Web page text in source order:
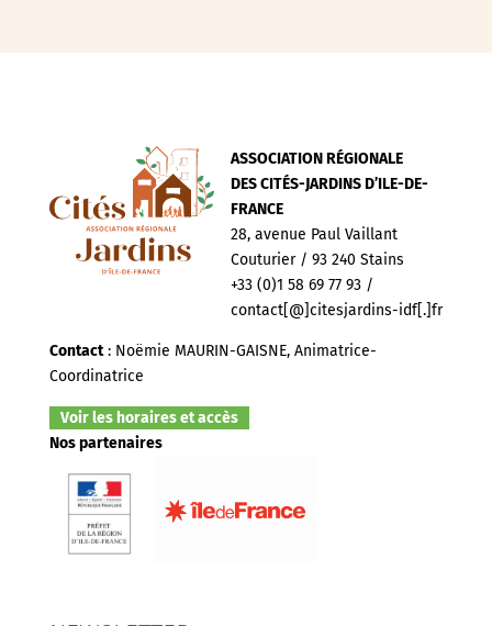
ASSOCIATION RÉGIONALE
DES CITÉS-JARDINS D’ILE-DE-
FRANCE
28, avenue Paul Vaillant
Couturier / 93 240 Stains
+33 (0)1 58 69 77 93 /
contact[@]citesjardins-idf[.]fr
Contact: Noëmie MAURIN-GAISNE, Animatrice-
Coordinatrice
Voir les horaires et accès
Nos partenaires